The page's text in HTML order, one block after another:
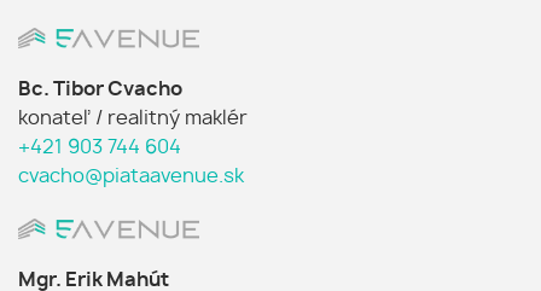
Bc. Tibor Cvacho
konateľ / realitný maklér
+421 903 744 604
cvacho@piataavenue.sk
Mgr. Erik Mahút